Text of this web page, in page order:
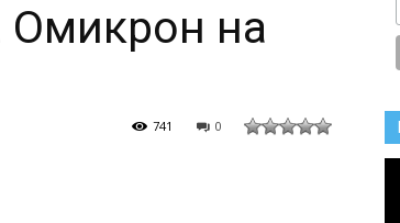
Омикрон на
0
741